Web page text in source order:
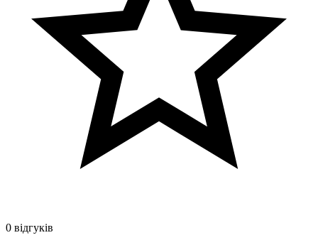
0 відгуків